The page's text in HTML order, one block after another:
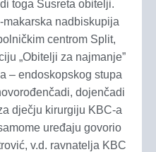
toga Susreta obitelji.
nadbiskupija
centrom Split,
„Obitelji za najmanje”
– endoskopskog stupa
dojenčadi
dječju kirurgiju KBC-a
uređaju govorio
v.d. ravnatelja KBC